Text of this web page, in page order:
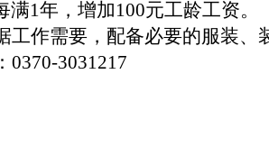
1年，增加100元工龄工资。
工作需要，配备必要的服装、
0370-3031217